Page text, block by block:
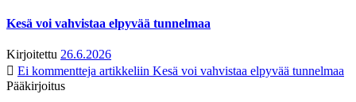
Kesä voi vahvistaa elpyvää tunnelmaa
Kirjoitettu 26.6.2026
Ei kommentteja artikkeliin Kesä voi vahvistaa elpyvää tunnelmaa
Pääkirjoitus